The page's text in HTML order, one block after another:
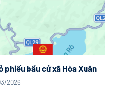
phiếu bầu cử xã Hòa Xuân
2026